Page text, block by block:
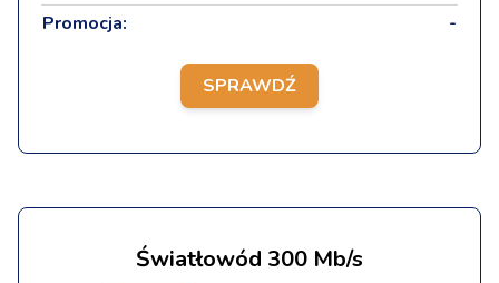
Promocja:
-
SPRAWDŹ
Światłowód 300 Mb/s